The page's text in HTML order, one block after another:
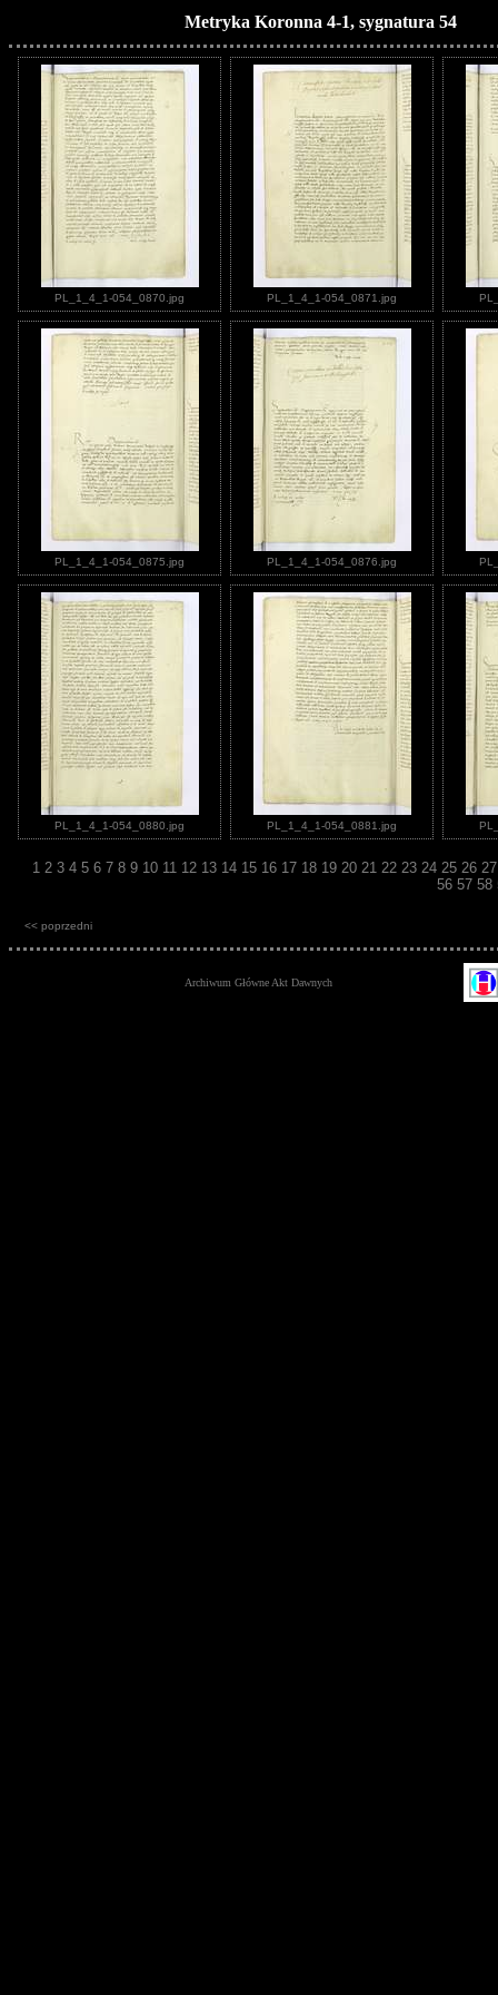
Metryka Koronna 4-1, sygnatura 54
PL_1_4_1-054_0870.jpg PL_1_4_1-054_0871.jpg
PL_1_4_1-054_0875.jpg PL_1_4_1-054_0876.jpg
PL_1_4_1-054_0880.jpg PL_1_4_1-054_0881.jpg
1 2 3 4 5 6 7 8 9 10 11 12 13 14 15 16 17 18 19 20 21 22 23 24 25 26
56 57 58
<< poprzedni
Archiwum Główne Akt Dawnych